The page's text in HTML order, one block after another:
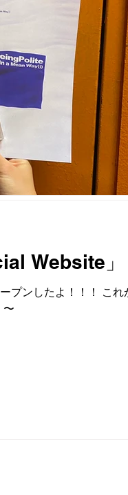
Website」
プンしたよ！！！ こ
〜